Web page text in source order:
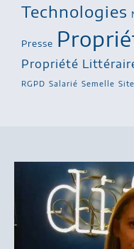
Technologies
Presse
Propriété
RGPD Salarié Semelle Site